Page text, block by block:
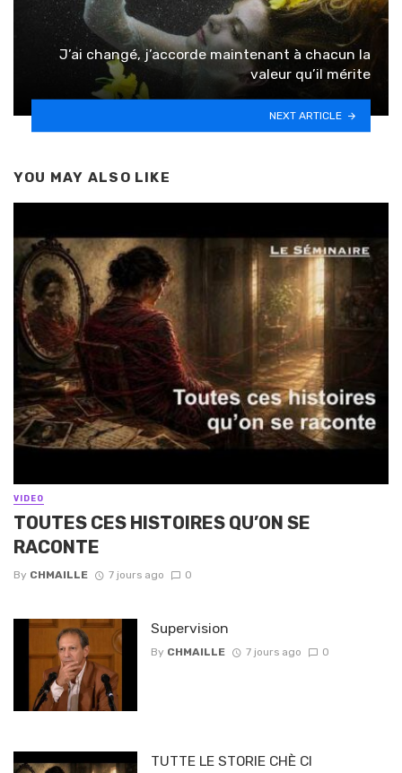
J’ai changé, j’accorde maintenant à chacun la
valeur qu’il mérite
NEXT ARTICLE
YOU MAY ALSO LIKE
VIDEO
TOUTES CES HISTOIRES QU’ON SE
RACONTE
By CHMAILLE 7 jours ago 0
Supervision
By CHMAILLE 7 jours ago 0
TUTTE LE STORIE CHÈ CI